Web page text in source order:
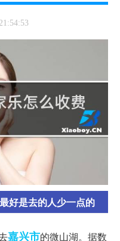
好是去的人少一点的
嘉兴市的微山湖。据数